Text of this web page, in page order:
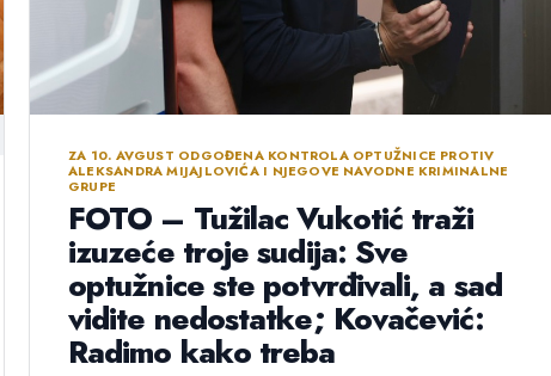
ZA 10. AVGUST ODGOĐENA KONTROLA OPTUŽNICE PROTIV
ALEKSANDRA MIJAJLOVIĆA I NJEGOVE NAVODNE KRIMINALNE
GRUPE
FOTO – Tužilac Vukotić traži
izuzeće troje sudija: Sve
optužnice ste potvrđivali, a sad
vidite nedostatke; Kovačević:
Radimo kako treba